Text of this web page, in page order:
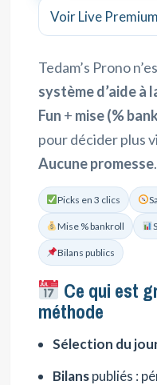
Voir Live Premium
Tedam’s Prono
système d’aide à
Fun + mise (%
pour décider plus
Aucune promesse.
Picks en 3 clics
Mise % bankroll
Bilans publics
Ce qui est
méthode
Sélection du
Bilanspubliés :